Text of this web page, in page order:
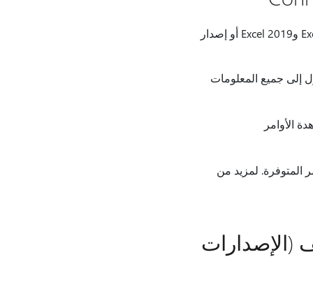
في Microsoft Office 365 للإصدار المستقل من Excel وExcel 2019 أو إصدار
إلى جميع المعلومات
الأوامر
المتوفرة. لمزيد من
(الإصدارات